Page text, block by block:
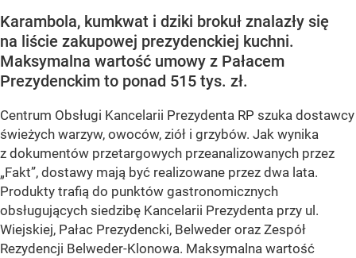
Karambola, kumkwat i dziki brokuł znalazły się
na liście zakupowej prezydenckiej kuchni.
Maksymalna wartość umowy z Pałacem
Prezydenckim to ponad 515 tys. zł.
Centrum Obsługi Kancelarii Prezydenta RP szuka dostawcy
świeżych warzyw, owoców, ziół i grzybów. Jak wynika
z dokumentów przetargowych przeanalizowanych przez
„Fakt”, dostawy mają być realizowane przez dwa lata.
Produkty trafią do punktów gastronomicznych
obsługujących siedzibę Kancelarii Prezydenta przy ul.
Wiejskiej, Pałac Prezydencki, Belweder oraz Zespół
Rezydencji Belweder-Klonowa. Maksymalna wartość